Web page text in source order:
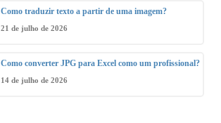
Como traduzir texto a partir de uma imagem?
21 de julho de 2026
Como converter JPG para Excel como um profissional?
14 de julho de 2026